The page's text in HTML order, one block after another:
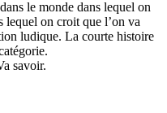
le monde dans lequel on
lequel on croit que l’on va
ludique. La courte histoire
savoir.